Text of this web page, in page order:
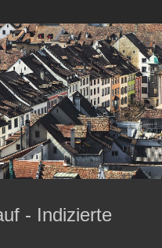
- Indizierte